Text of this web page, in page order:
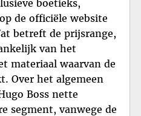
boetieks,
de officiële website
betreft de prijsrange,
van het
materiaal waarvan de
Over het algemeen
Boss nette
segment, vanwege de